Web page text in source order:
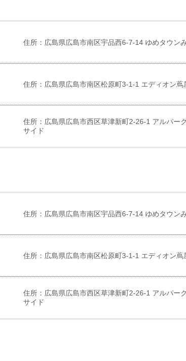
住所：広島県広島市南区宇品西6-7-14 ゆめタウン
住所：広島県広島市南区松原町3-1-1 エディオン蔦
住所：広島県広島市西区草津新町2-26-1 アルパー
サイド
住所：広島県広島市南区宇品西6-7-14 ゆめタウン
住所：広島県広島市南区松原町3-1-1 エディオン蔦
住所：広島県広島市西区草津新町2-26-1 アルパー
サイド